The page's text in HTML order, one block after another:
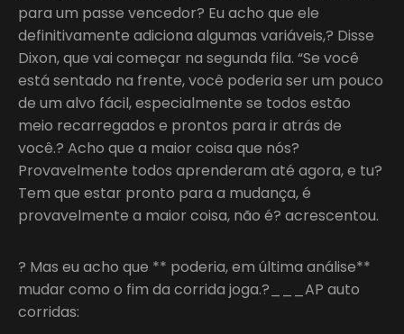
para um passe vencedor? Eu acho que ele
definitivamente adiciona algumas variáveis,? Disse
Dixon, que vai começar na segunda fila. “Se você
está sentado na frente, você poderia ser um pouco
de um alvo fácil, especialmente se todos estão
meio recarregados e prontos para ir atrás de
você.? Acho que a maior coisa que nós?
Provavelmente todos aprenderam até agora, e tu?
Tem que estar pronto para a mudança, é
provavelmente a maior coisa, não é? acrescentou.
? Mas eu acho que ** poderia, em última análise**
mudar como o fim da corrida joga.?___AP auto
corridas: